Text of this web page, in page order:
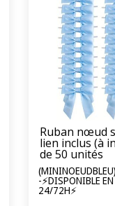
Ruban nœud
lien inclus (à
de 50 unités
-⚡DISPONIBLE
24/72H⚡